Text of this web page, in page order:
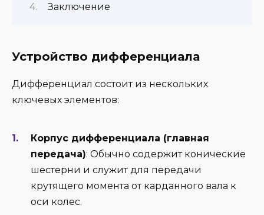
Заключение
Устройство дифференциала
Дифференциал состоит из нескольких
ключевых элементов:
Корпус дифференциала (главная
передача): Обычно содержит конические
шестерни и служит для передачи
крутящего момента от карданного вала к
оси колес.